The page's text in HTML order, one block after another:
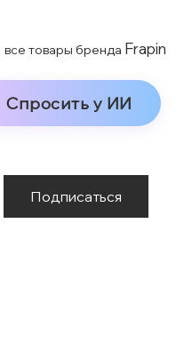
все товары бренда Frapin
Спросить у ИИ
Подписаться